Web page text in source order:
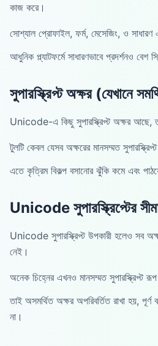
কাজ করে।
সোশ্যাল প্রোফাইল, ফর্ম, মেসেজিং, ও সাধারণ
আধুনিক প্ল্যাটফর্মে সাধারণভাবে প্রদর্শনও
সুপারস্ক্রিপ্ট অক্ষর (যেখানে
Unicode-এ কিছু সুপারস্ক্রিপ্ট অক্ষর আছে,
টুলটি কেবল যেসব অক্ষরের মানসম্মত
এতে কৃত্রিম বিকল্প বসানোর ঝুঁকি কমে এবং
Unicode সুপারস্ক্রিপ্টের
Unicode সুপারস্ক্রিপ্ট উপকারী হলেও সব
নেই।
অনেক চিহ্নের এখনও মানসম্মত সুপারস্ক্রিপ্ট রূপ
তাই অসমর্থিত অক্ষর অপরিবর্তিত রাখা হয়, পূর্ণ
না।